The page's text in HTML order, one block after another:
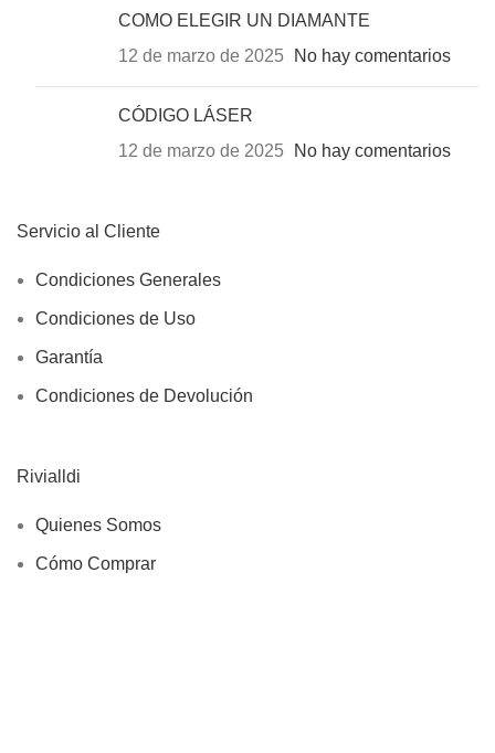
COMO ELEGIR UN DIAMANTE
12 de marzo de 2025
No hay comentarios
CÓDIGO LÁSER
12 de marzo de 2025
No hay comentarios
Servicio al Cliente
Condiciones Generales
Condiciones de Uso
Garantía
Condiciones de Devolución
Rivialldi
Quienes Somos
Cómo Comprar